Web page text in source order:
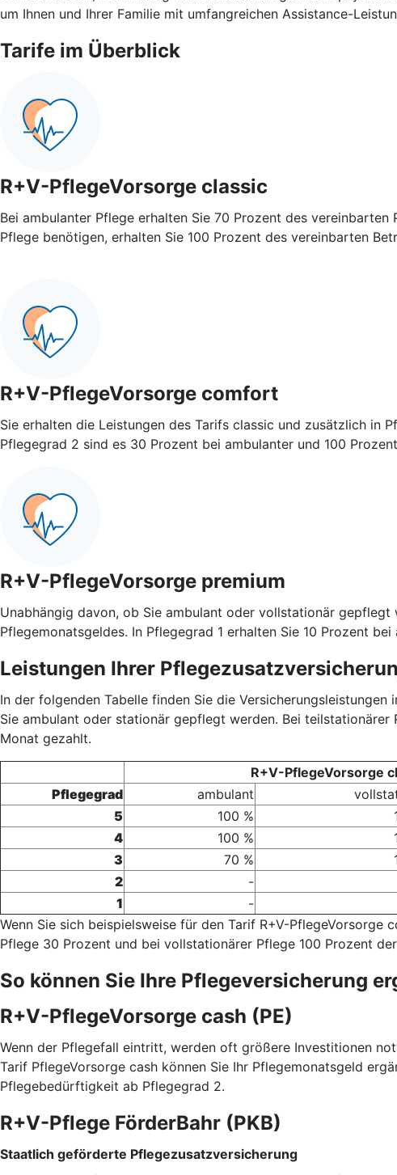
um Ihnen und Ihrer Familie mit umfangreichen Assistance-
Tarife im Überblick
R+V-PflegeVorsorge classic
Bei ambulanter Pflege erhalten Sie 70 Prozent des
Pflege benötigen, erhalten Sie 100 Prozent des vereinbarten
R+V-PflegeVorsorge comfort
Sie erhalten die Leistungen des Tarifs classic und zusätzlich in
Pflegegrad 2 sind es 30 Prozent bei ambulanter und 100
R+V-PflegeVorsorge premium
Unabhängig davon, ob Sie ambulant oder vollstationär
Pflegemonatsgeldes. In Pflegegrad 1 erhalten Sie 10 Prozent
Leistungen Ihrer
In der folgenden Tabelle finden Sie die
Sie ambulant oder stationär gepflegt werden. Bei
Monat gezahlt.
R+V-PflegeVorsorge
Pflegegrad
ambulant
5
100 %
4
100 %
3
70 %
2
-
1
-
Wenn Sie sich beispielsweise für den Tarif R+V-
Pflege 30 Prozent und bei vollstationärer Pflege 100 Prozent
So können Sie Ihre Pflegeversicherung
R+V-PflegeVorsorge cash (PE)
Wenn der Pflegefall eintritt, werden oft größere Investitionen
Tarif PflegeVorsorge cash können Sie Ihr Pflegemonatsgeld
Pflegebedürftigkeit ab Pflegegrad 2.
R+V-Pflege FörderBahr (PKB)
Staatlich geförderte Pflegezusatzversicherung